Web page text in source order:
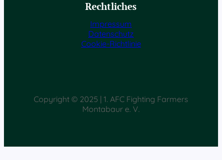
Rechtliches
Impressum
Datenschutz
Cookie-Richtlinie
Copyright © 2025 | 1. AFC Fighting Farmers
Montabaur e. V.